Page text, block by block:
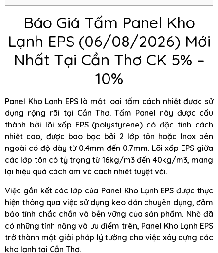
Báo Giá Tấm Panel Kho
Lạnh EPS (06/08/2026) Mới
Nhất Tại Cần Thơ CK 5% –
10%
Panel Kho Lạnh EPS là một loại tấm cách nhiệt được sử
dụng rộng rãi tại Cần Thơ. Tấm Panel này được cấu
thành bởi lõi xốp EPS (polystyrene) có đặc tính cách
nhiệt cao, được bao bọc bởi 2 lớp tôn hoặc Inox bên
ngoài có độ dày từ 0.4mm đến 0.7mm. Lõi xốp EPS giữa
các lớp tôn có tỷ trọng từ 16kg/m3 đến 40kg/m3, mang
lại hiệu quả cách âm và cách nhiệt tuyệt vời.
Việc gắn kết các lớp của Panel Kho Lạnh EPS được thực
hiện thông qua việc sử dụng keo dán chuyên dụng, đảm
bảo tính chắc chắn và bền vững của sản phẩm. Nhờ đã
có những tính năng và ưu điểm trên, Panel Kho Lạnh EPS
trở thành một giải pháp lý tưởng cho việc xây dựng các
kho lạnh tại Cần Thơ.